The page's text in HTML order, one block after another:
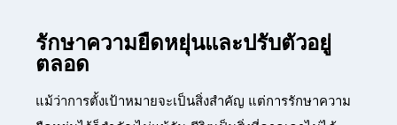
รักษาความยืดหยุ่นและปรับตัวอยู่
ตลอด
แม้ว่าการตั้งเป้าหมายจะเป็นสิ่งสำคัญ แต่การรักษาความ